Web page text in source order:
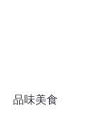
品味美食